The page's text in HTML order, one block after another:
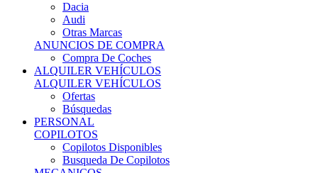
Otras Marcas
ANUNCIOS DE COMPRA
Compra De Coches
ALQUILER VEHÍCULOS
ALQUILER VEHÍCULOS
Ofertas
Búsquedas
PERSONAL
COPILOTOS
Copilotos Disponibles
Busqueda De Copilotos
MECANICOS
Mecánicos Disponibles